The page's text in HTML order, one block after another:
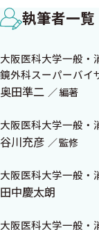
3-2 Surgical
4．回盲部から
6．標本摘
7．完全腹腔
7-1 Functional
7-2 Side to
執筆者一覧
大阪医科大学一般・
鏡外科スーパーバイ
奥田準二 編著
大阪医科大学一般・
谷川充彦 監修
大阪医科大学一般・
田中慶太朗
大阪医科大学一般・